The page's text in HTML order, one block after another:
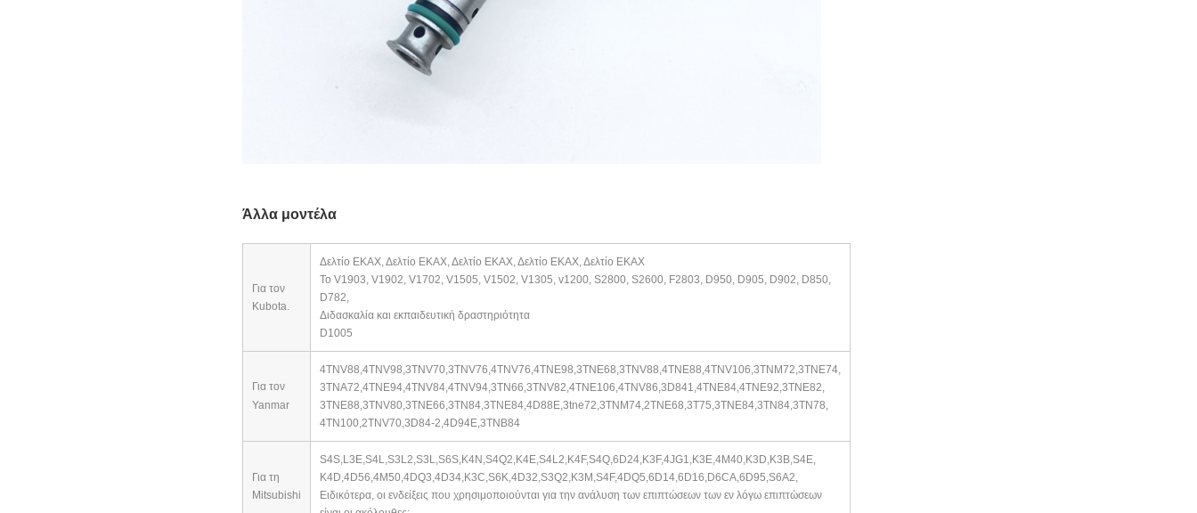
Άλλα μοντέλα
Για τον
Kubota.
Δελτίο ΕΚΑΧ, Δελτίο ΕΚΑΧ, Δελτίο ΕΚΑΧ, Δελτίο ΕΚΑΧ, Δελτίο ΕΚΑΧ
Το V1903, V1902, V1702, V1505, V1502, V1305, v1200, S2800, S2600, F2803, D950, D905, D902, D850,
D782,
Διδασκαλία και εκπαιδευτική δραστηριότητα
D1005
Για τον
Yanmar
4TNV88,4TNV98,3TNV70,3TNV76,4TNV76,4TNE98,3TNE68,3TNV88,4TNE88,4TNV106,3TNM72,3TNE74,
3TNA72,4TNE94,4TNV84,4TNV94,3TN66,3TNV82,4TNE106,4TNV86,3D841,4TNE84,4TNE92,3TNE82,
3TNE88,3TNV80,3TNE66,3TN84,3TNE84,4D88E,3tne72,3TNM74,2TNE68,3T75,3TNE84,3TN84,3TN78,
4TN100,2TNV70,3D84-2,4D94E,3TNB84
Για τη
Mitsubishi
S4S,L3E,S4L,S3L2,S3L,S6S,K4N,S4Q2,K4E,S4L2,K4F,S4Q,6D24,K3F,4JG1,K3E,4M40,K3D,K3B,S4E,
K4D,4D56,4M50,4DQ3,4D34,K3C,S6K,4D32,S3Q2,K3M,S4F,4DQ5,6D14,6D16,D6CA,6D95,S6A2,
Ειδικότερα, οι ενδείξεις που χρησιμοποιούνται για την ανάλυση των επιπτώσεων των εν λόγω επιπτώσεων